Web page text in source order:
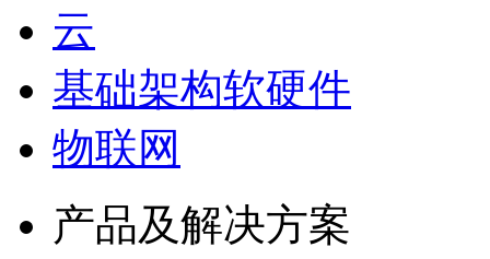
云
基础架构软硬件
物联网
产品及解决方案